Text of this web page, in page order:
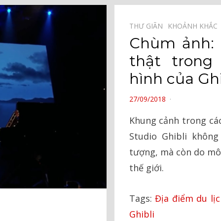
THƯ GIÃN⠀ KHOẢNH
Chùm
thật trong
hình của
POSTED
27/09/2018
Khung cảnh trong
Studio Ghibli
tượng, mà còn do
thế giới.
Tags:Địa điểm du
Ghibli